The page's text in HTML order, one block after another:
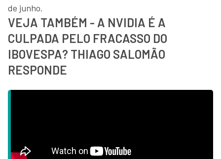
de junho.
VEJA TAMBÉM - A NVIDIA É A
CULPADA PELO FRACASSO DO
IBOVESPA? THIAGO SALOMÃO
RESPONDE